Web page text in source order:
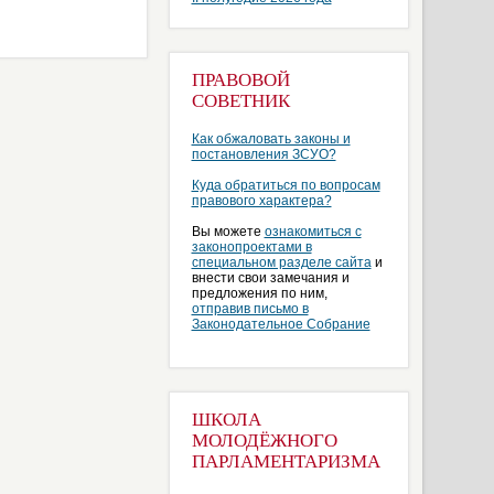
ПРАВОВОЙ
СОВЕТНИК
Как обжаловать законы и
постановления ЗСУО?
Куда обратиться по вопросам
правового характера?
Вы можете ознакомиться с
законопроектами в
специальном разделе сайтаи
внести свои замечания и
предложения по ним,
отправив письмо в
Законодательное Собрание
ШКОЛА
МОЛОДЁЖНОГО
ПАРЛАМЕНТАРИЗМА